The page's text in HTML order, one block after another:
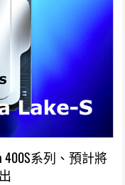
400S系列、預計將